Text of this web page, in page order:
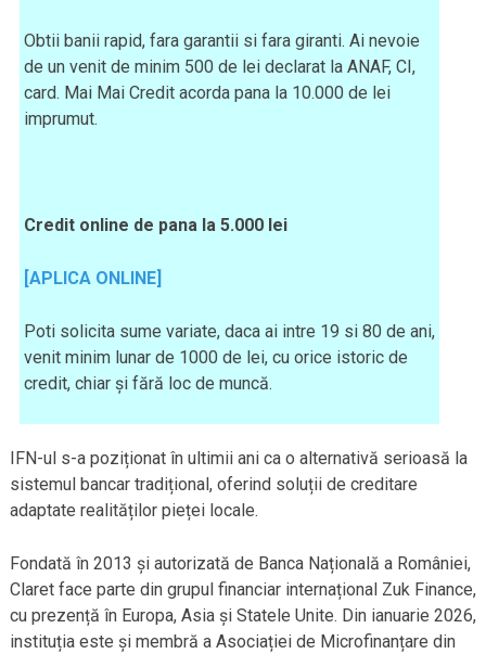
Obtii banii rapid, fara garantii si fara giranti. Ai nevoie
de un venit de minim 500 de lei declarat la ANAF, CI,
card. Mai Mai Credit acorda pana la 10.000 de lei
imprumut.
Credit online de pana la 5.000 lei
[APLICA ONLINE]
Poti solicita sume variate, daca ai intre 19 si 80 de ani,
venit minim lunar de 1000 de lei, cu orice istoric de
credit, chiar și fără loc de muncă.
IFN-ul s-a poziționat în ultimii ani ca o alternativă serioasă la
sistemul bancar tradițional, oferind soluții de creditare
adaptate realităților pieței locale.
Fondată în 2013 și autorizată de Banca Națională a României,
Claret face parte din grupul financiar internațional Zuk Finance,
cu prezență în Europa, Asia și Statele Unite. Din ianuarie 2026,
instituția este și membră a Asociației de Microfinanțare din